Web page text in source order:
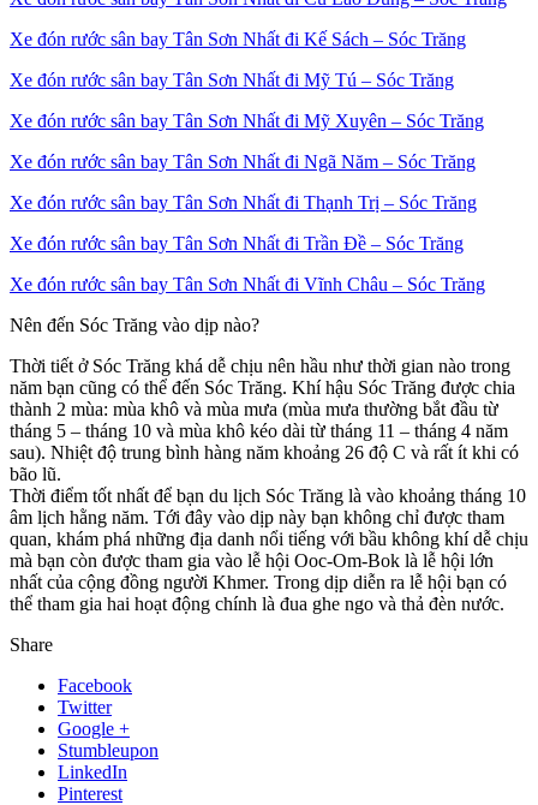
Xe đón rước sân bay Tân Sơn Nhất đi Kế Sách – Sóc Trăng
Xe đón rước sân bay Tân Sơn Nhất đi Mỹ Tú – Sóc Trăng
Xe đón rước sân bay Tân Sơn Nhất đi Mỹ Xuyên – Sóc Trăng
Xe đón rước sân bay Tân Sơn Nhất đi Ngã Năm – Sóc Trăng
Xe đón rước sân bay Tân Sơn Nhất đi Thạnh Trị – Sóc Trăng
Xe đón rước sân bay Tân Sơn Nhất đi Trần Đề – Sóc Trăng
Xe đón rước sân bay Tân Sơn Nhất đi Vĩnh Châu – Sóc Trăng
Nên đến Sóc Trăng vào dịp nào?
Thời tiết ở Sóc Trăng khá dễ chịu nên hầu như thời gian nào trong
năm bạn cũng có thể đến Sóc Trăng. Khí hậu Sóc Trăng được chia
thành 2 mùa: mùa khô và mùa mưa (mùa mưa thường bắt đầu từ
tháng 5 – tháng 10 và mùa khô kéo dài từ tháng 11 – tháng 4 năm
sau). Nhiệt độ trung bình hàng năm khoảng 26 độ C và rất ít khi có
bão lũ.
Thời điểm tốt nhất để bạn du lịch Sóc Trăng là vào khoảng tháng 10
âm lịch hằng năm. Tới đây vào dịp này bạn không chỉ được tham
quan, khám phá những địa danh nổi tiếng với bầu không khí dễ chịu
mà bạn còn được tham gia vào lễ hội Ooc-Om-Bok là lễ hội lớn
nhất của cộng đồng người Khmer. Trong dịp diễn ra lễ hội bạn có
thể tham gia hai hoạt động chính là đua ghe ngo và thả đèn nước.
Share
Facebook
Twitter
Google +
Stumbleupon
LinkedIn
Pinterest